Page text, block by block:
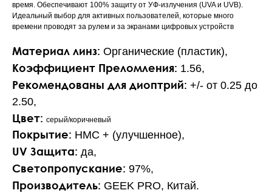
время. Обеспечивают 100% защиту от УФ-излучения (UVA и UVB).
Идеальный выбор для активных пользователей, которые много
времени проводят за рулем и за экранами цифровых устройств
Материал линз: Органические (пластик),
Коэффициент Преломления: 1.56,
Рекомендованы для диоптрий: +/- от 0.25 до
2.50,
Цвет: серый/коричневый
Покрытие: HMC + (улучшенное),
UV Защита: да,
Светопропускание: 97%,
Производитель: GEEK PRO, Китай.